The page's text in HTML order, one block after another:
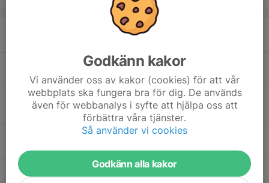
v.47
20
Godkänn kakor
Vi använder oss av kakor (cookies) för att vår
webbplats ska fungera bra för dig. De används
även för webbanalys i syfte att hjälpa oss att
förbättra våra tjänster.
Så använder vi cookies
Godkänn alla kakor